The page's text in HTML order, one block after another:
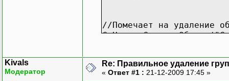
//Помечает на удаление
СпНом =
Пока
Kivals
Модератор
Re: Правильное удаление
« Ответ #1 : 21-12-2009 17:45 »